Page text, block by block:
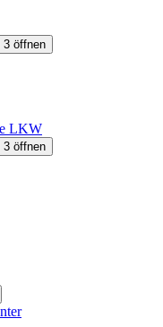
3 öffnen
LKW
3 öffnen